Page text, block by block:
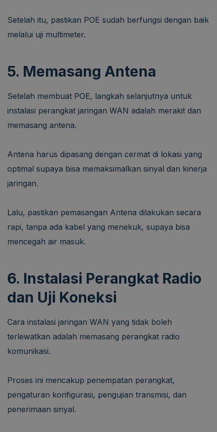
Setelah itu, pastikan POE sudah berfungsi dengan baik
melalui uji multimeter.
5. Memasang Antena
Setelah membuat POE, langkah selanjutnya untuk
instalasi perangkat jaringan WAN adalah merakit dan
memasang antena.
Antena harus dipasang dengan cermat di lokasi yang
optimal supaya bisa memaksimalkan sinyal dan kinerja
jaringan.
Lalu, pastikan pemasangan Antena dilakukan secara
rapi, tanpa ada kabel yang menekuk, supaya bisa
mencegah air masuk.
6. Instalasi Perangkat Radio
dan Uji Koneksi
Cara instalasi jaringan WAN yang tidak boleh
terlewatkan adalah memasang perangkat radio
komunikasi.
Proses ini mencakup penempatan perangkat,
pengaturan konfigurasi, pengujian transmisi, dan
penerimaan sinyal.